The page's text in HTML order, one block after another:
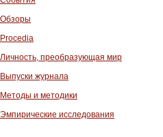
Обзоры
Procedia
Личность, преобразующая мир
Выпуски журнала
Методы и методики
Эмпирические исследования